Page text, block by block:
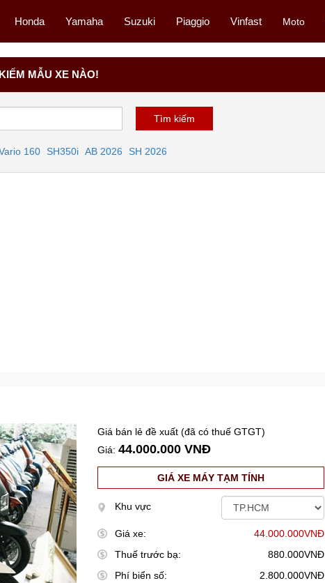
Honda Yamaha Suzuki Piaggio Vinfast Moto
MẪU XE NÀO!
160 SH350i AB 2026 SH 2026
Giá bán lẻ đề xuất (đã có thuế GTGT)
Giá:44.000.000 VNĐ
GIÁ XE MÁY TẠM TÍNH
Khu vực
Giá xe:
44.000.000VNĐ
Thuế trước bạ:
880.000VNĐ
Phí biển số:
2.800.000VNĐ